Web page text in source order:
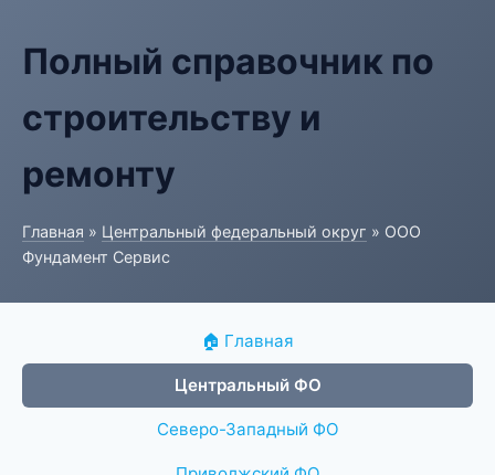
Полный справочник по
строительству и
ремонту
Главная » Центральный федеральный округ » ООО
Фундамент Сервис
🏠 Главная
Центральный ФО
Северо-Западный ФО